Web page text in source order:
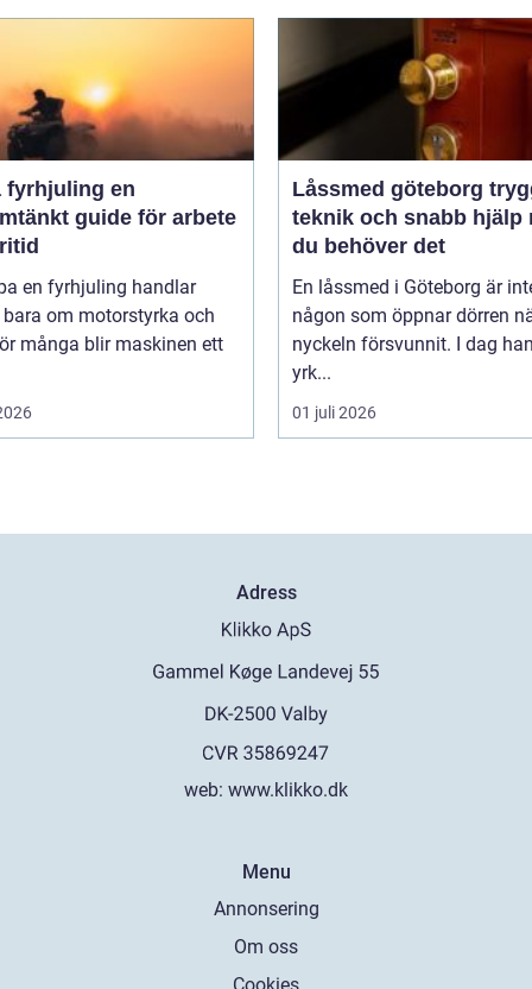
en
guide för arbete
en fyrhjuling handlar
om motorstyrka och
många blir maskinen ett
Låssmed göteborg trygghet,
teknik och snabb hjälp
du behöver det
En låssmed i Göteborg är
någon som öppnar dörren
nyckeln försvunnit. I dag
yrk...
01 juli 2026
Adress
web: www.klikko.dk
Menu
Annonsering
Om oss